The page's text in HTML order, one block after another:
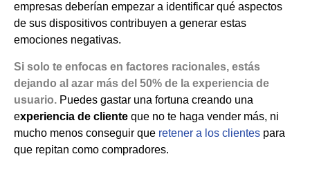
empresas deberían empezar a identificar qué aspectos
de sus dispositivos contribuyen a generar estas
emociones negativas.
Si solo te enfocas en factores racionales, estás
dejando al azar más del 50% de la experiencia de
usuario. Puedes gastar una fortuna creando una
experiencia de cliente que no te haga vender más, ni
mucho menos conseguir que retener a los clientes para
que repitan como compradores.